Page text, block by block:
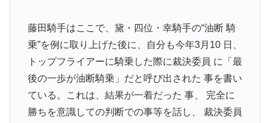
藤田騎手はここで、黛・四位・幸騎手の“油断 騎
乗”を例に取り上げた後に、自分も今年3月10 日、
トップフライアーに騎乗した際に裁決委員 に「最
後の一歩が油断騎乗」だと呼び出された 事を書い
ている。これは、結果が一着だった 事、 完全に
勝ちを意識しての判断での事等を話し、 裁決委員